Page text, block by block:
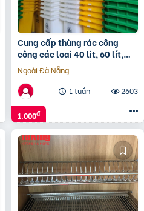
Cung cấp thùng rác công
cộng các loại 40 lit, 60 lít,
120 lít, 240 lít, 660 lít
0911041000
Ngoài Đà Nẵng
1 tuần
2603
1.000đ